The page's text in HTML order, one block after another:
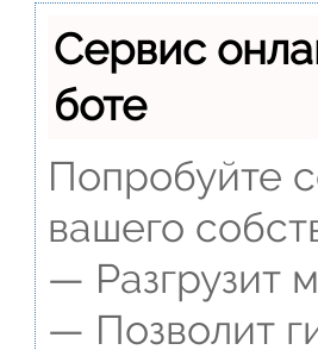
Сервис
боте
Попробуйте
вашего
— Разгрузит
— Позволит